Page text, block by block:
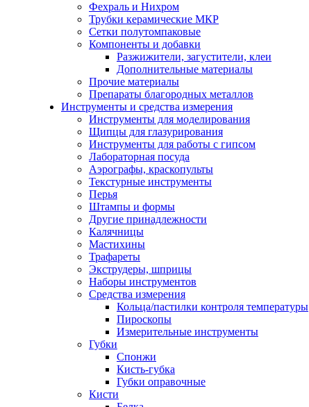
Фехраль и Нихром
Трубки керамические МКР
Сетки полутомпаковые
Компоненты и добавки
Разжижители, загустители, клеи
Дополнительные материалы
Прочие материалы
Препараты благородных металлов
Инструменты и средства измерения
Инструменты для моделирования
Щипцы для глазурирования
Инструменты для работы с гипсом
Лабораторная посуда
Аэрографы, краскопульты
Текстурные инструменты
Перья
Штампы и формы
Другие принадлежности
Калячницы
Мастихины
Трафареты
Экструдеры, шприцы
Наборы инструментов
Средства измерения
Кольца/пастилки контроля температуры
Пироскопы
Измерительные инструменты
Губки
Спонжи
Кисть-губка
Губки оправочные
Кисти